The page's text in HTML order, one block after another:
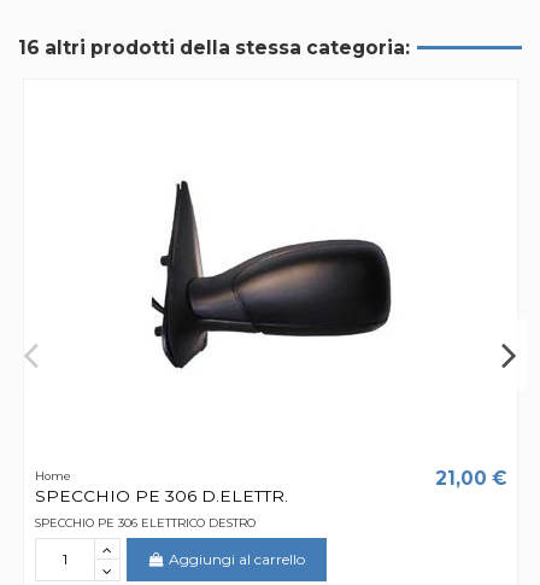
16 altri prodotti della stessa categoria:
Home
SPECCHIO PE 306 D.ELETTR.
21,00 €
SPECCHIO PE 306 ELETTRICO DESTRO
Aggiungi al carrello